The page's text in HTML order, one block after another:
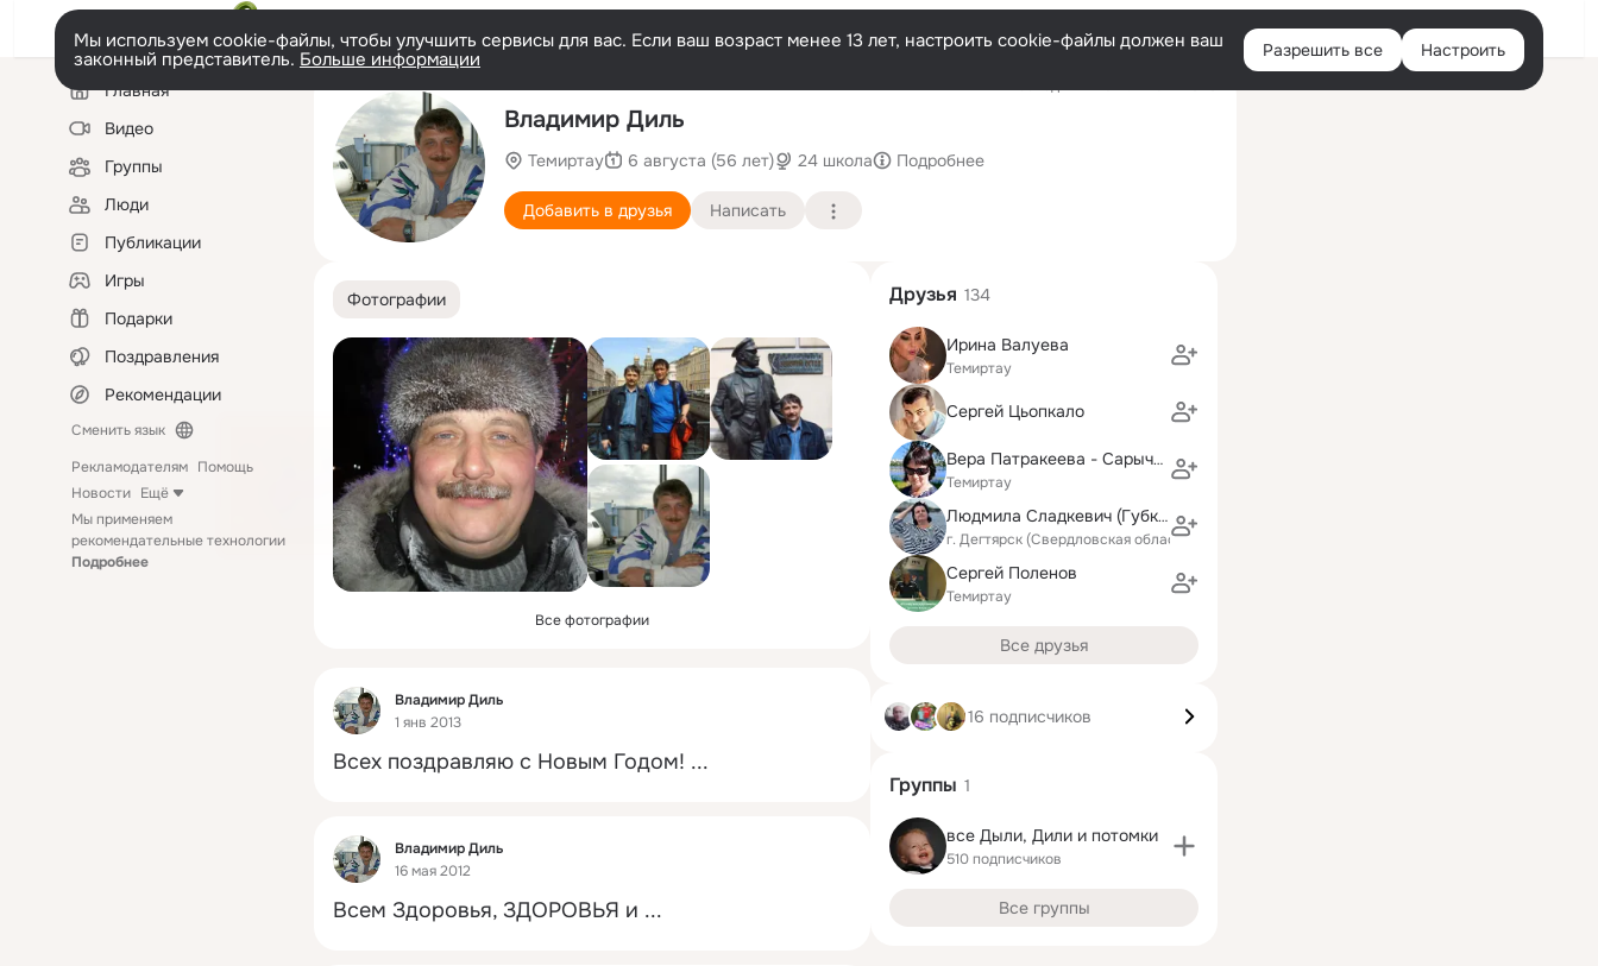
Войти
Мы используем cookie-файлы, чтобы улучшить сервисы для вас. Если ваш возраст менее 13 лет, настроить cookie-файлы должен ваш
законный представитель. Больше информации Разрешить все Настроить
Левая
колонкаГлавная
Видео
Группы
Люди
Публикации
Игры
Подарки
Поздравления
Рекомендации
Сменить язык
Рекламодателям Помощь
Новости Ещё
Мы применяем
рекомендательные технологии
Подробнее
Владимир Диль
Темиртау 6 августа (56 лет) 24 школа Подробнее
Добавить в друзья Написать
Фотографии
Все фотографии
Фид
Владимир Диль
1 янв 2013
Всех поздравляю с Новым Годом! ...
Фид
Владимир Диль
16 мая 2012
Всем Здоровья, ЗДОРОВЬЯ и ...
Друзья 134
Ирина Валуева
Темиртау
Сергей Цьопкало
Вера Патракеева - Сарычева
Темиртау
Людмила Сладкевич (Губко)
г. Дегтярск (Свердловская область)
Сергей Поленов
Темиртау
Все друзья
16 подписчиков
Группы 1
все Дыли, Дили и потомки
510 подписчиков
Все группы